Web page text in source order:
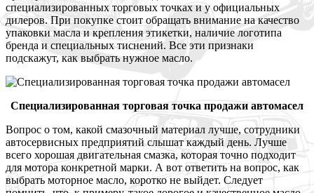
специализированных торговых точках и у официальных
дилеров. При покупке стоит обращать внимание на качество
упаковки масла и крепления этикетки, наличие логотипа
бренда и специальных тиснений. Все эти признаки
подскажут, как выбрать нужное масло.
Специализированная торговая точка продажи автомасел
Вопрос о том, какой смазочный материал лучше, сотрудники
автосервисных предприятий слышат каждый день. Лучше
всего хорошая двигательная смазка, которая точно подходит
для мотора конкретной марки. А вот ответить на вопрос, как
выбрать моторное масло, коротко не выйдет. Следует